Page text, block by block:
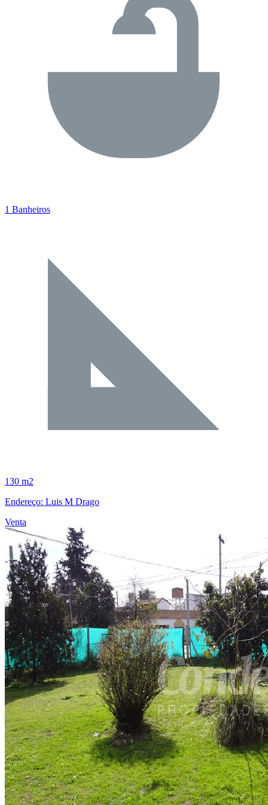
1 Banheiros
130 m2
Endereço: Luis M Drago
Venta